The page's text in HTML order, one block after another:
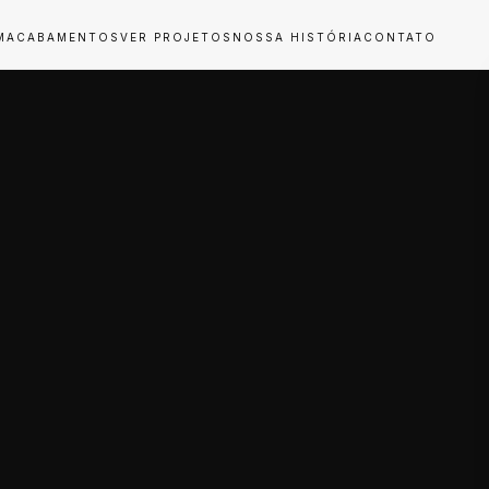
ACABAMENTOS VER PROJETOS NOSSA HISTÓRIA CONTATO